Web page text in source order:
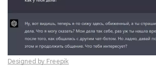
Designed by Freepik